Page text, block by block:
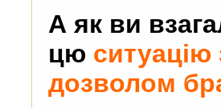
А як ви
цю ситуацію
дозволом